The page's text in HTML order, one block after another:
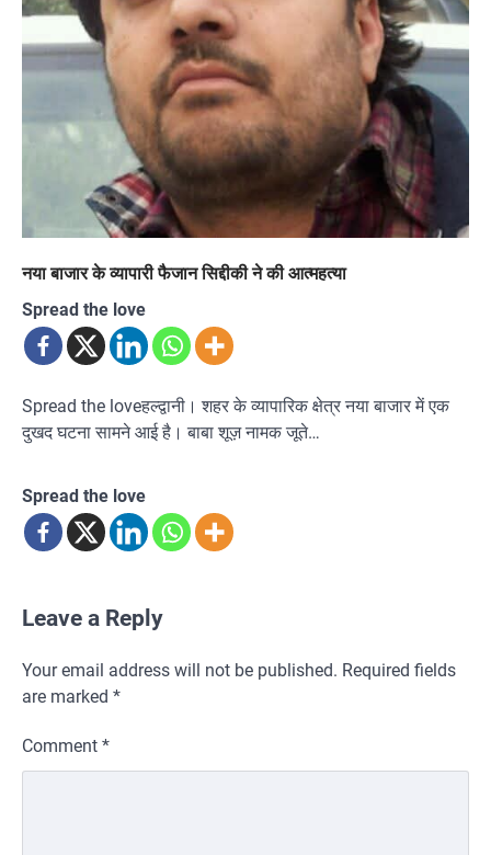
नया बाजार के व्यापारी फैजान सिद्दीकी ने की आत्महत्या
Spread the love
Spread the loveहल्द्वानी। शहर के व्यापारिक क्षेत्र नया बाजार में एक
दुखद घटना सामने आई है। बाबा शूज़ नामक जूते…
Spread the love
Leave a Reply
Your email address will not be published. Required fields
are marked *
Comment *